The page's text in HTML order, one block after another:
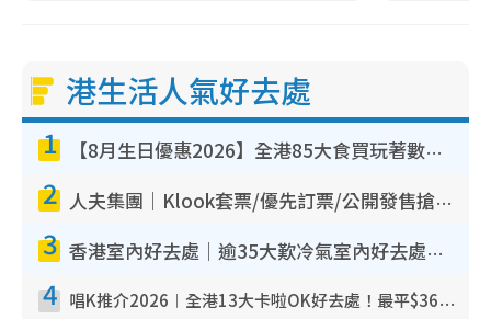
港生活人氣好去處
1 【8月生日優惠2026】全港85大食買玩著數攻略 自助餐/火鍋放題同行免費＋誠品/DONKI送現金券
2 人夫集團｜Klook套票/優先訂票/公開發售搶飛攻略！附票價.購票連結.場地座位表
3 香港室內好去處｜逾35大歎冷氣室內好去處推介 室內活動免費避雨無懼落雨
4 唱K推介2026︱全港13大卡啦OK好去處！最平$36起 日文K都有！(附地址+收費詳情)